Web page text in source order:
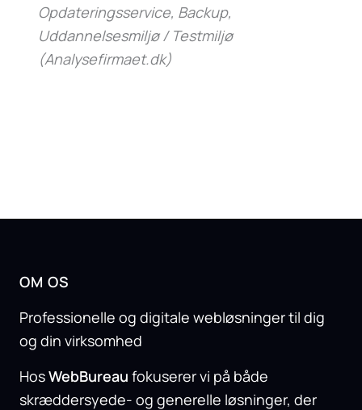
Opdateringsservice, Backup,
Uddannelsesmiljø / Testmiljø
(Analysefirmaet.dk)
OM OS
Professionelle og digitale webløsninger til dig
og din virksomhed
HosWebBureau fokuserer vi på både
skræddersyede- og generelle løsninger, der